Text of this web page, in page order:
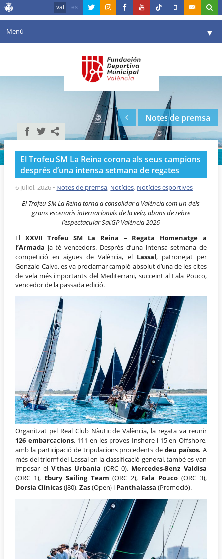
val es
Menú ▼
Agenda
▼
València en esport
Portal de Transparència
Reserves
Notes de premsa
El Trofeu SM La Reina corona als seus campions
després d’una intensa setmana de regates
6 juliol, 2026 • Notes de premsa, Notícies, Notícies esportives
El Trofeu SM La Reina torna a consolidar a València com un dels
grans escenaris internacionals de la vela, abans de rebre
l’espectacular SailGP València 2026
El XXVII Trofeu SM La Reina – Regata Homenatge a
l’Armada ja té vencedors. Després d’una intensa setmana de
competició en aigües de València, el Lassal, patronejat per
Gonzalo Calvo, es va proclamar campió absolut d’una de les cites
de vela més importants del Mediterrani, succeint al Fala Pouco,
vencedor de la passada edició.
Organitzat pel Real Club Nàutic de València, la regata va reunir
126 embarcacions, 111 en les proves Inshore i 15 en Offshore,
amb la participació de tripulacions procedents de deu països. A
més del triomf del Lassal en la classificació general, també es van
imposar elVithas Urbania (ORC 0), Mercedes-Benz Valdisa
(ORC 1), Ebury Sailing Team (ORC 2), Fala Pouco(ORC 3),
Dorsia Clínicas(J80),Zas(Open) i Panthalassa (Promoció).